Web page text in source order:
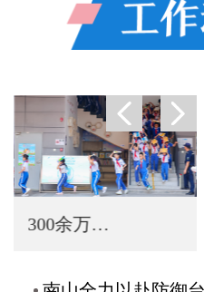
300余万师生的安全教育盛宴！1堂专题授课+4场实战演练+8大主题体验